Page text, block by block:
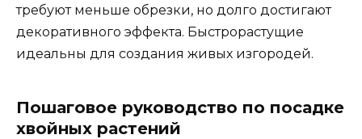
требуют меньше обрезки, но долго достигают
декоративного эффекта. Быстрорастущие
идеальны для создания живых изгородей.
Пошаговое руководство по посадке
хвойных растений